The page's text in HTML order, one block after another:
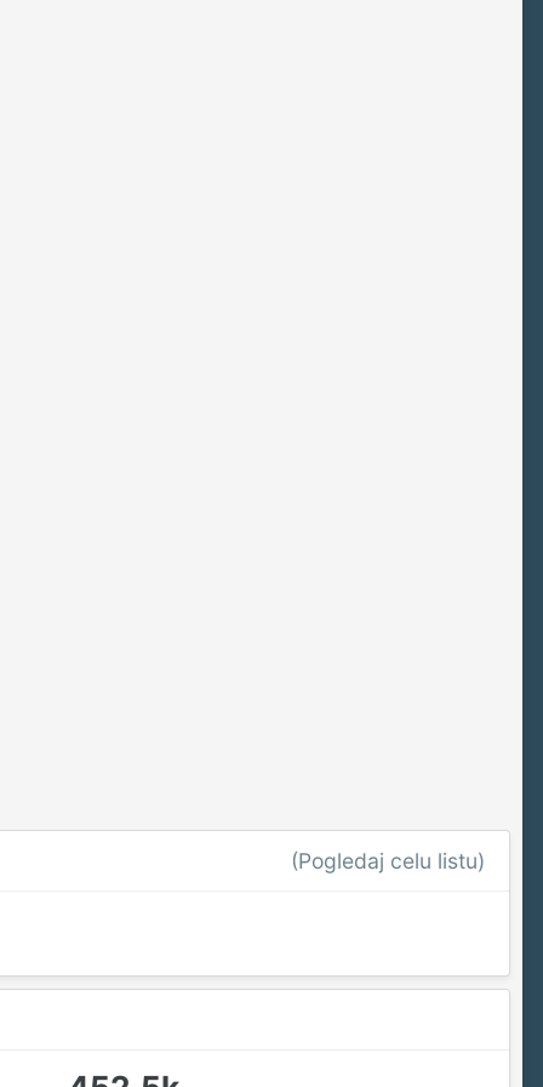
(Pogledaj celu listu)